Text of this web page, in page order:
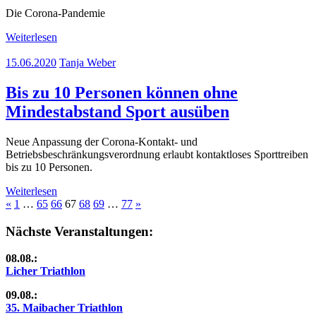
Die Corona-Pandemie
Weiterlesen
15.06.2020 Tanja Weber
Bis zu 10 Personen können ohne
Mindestabstand Sport ausüben
Neue Anpassung der Corona-Kontakt- und
Betriebsbeschränkungsverordnung erlaubt kontaktloses Sporttreiben
bis zu 10 Personen.
Weiterlesen
Seitennummerierung
der
« Vorherige
1 … 65 66 67 68 69 … 77 Nächste
»
Nächste Veranstaltungen:
08.08.:
Licher Triathlon
09.08.:
35. Maibacher Triathlon